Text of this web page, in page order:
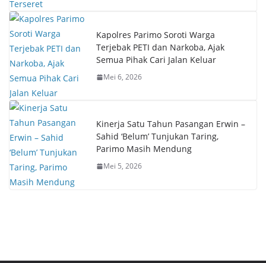
Kapolres Parimo Soroti Warga
Terjebak PETI dan Narkoba, Ajak
Semua Pihak Cari Jalan Keluar
Mei 6, 2026
Kinerja Satu Tahun Pasangan Erwin –
Sahid ‘Belum’ Tunjukan Taring,
Parimo Masih Mendung
Mei 5, 2026